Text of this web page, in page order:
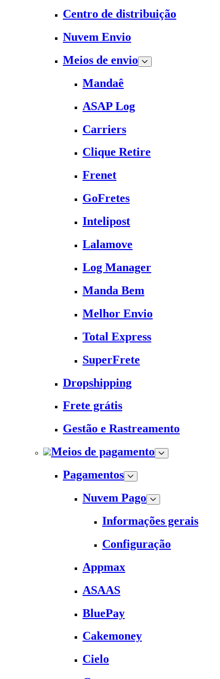
Centro de distribuição
Nuvem Envio
Meios de envio
Mandaê
ASAP Log
Carriers
Clique Retire
Frenet
GoFretes
Intelipost
Lalamove
Log Manager
Manda Bem
Melhor Envio
Total Express
SuperFrete
Dropshipping
Frete grátis
Gestão e Rastreamento
Meios de pagamento
Pagamentos
Nuvem Pago
Informações gerais
Configuração
Appmax
ASAAS
BluePay
Cakemoney
Cielo